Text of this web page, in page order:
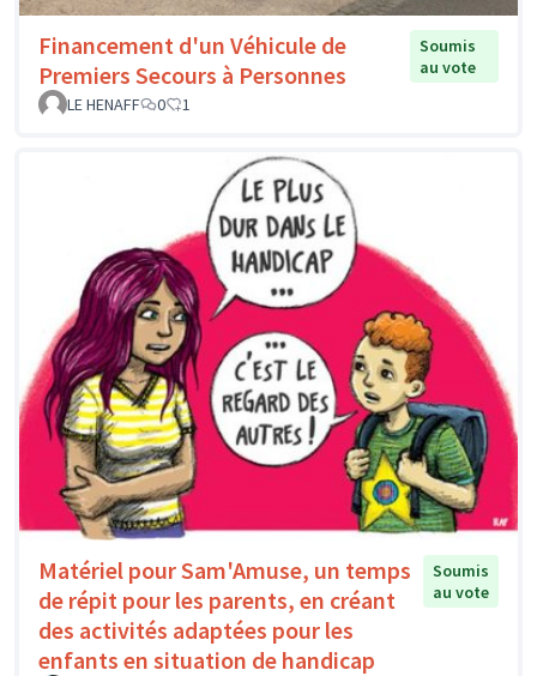
Financement d'un Véhicule de
Premiers Secours à Personnes
Soumis
au vote
LE HENAFF
0 1
Matériel pour Sam'Amuse, un temps
de répit pour les parents, en créant
des activités adaptées pour les
enfants en situation de handicap
Soumis
au vote